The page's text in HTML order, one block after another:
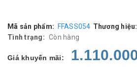
Mã sản phẩm: FFASS054 Thương hiệu:
Tình trạng: Còn hàng
Giá khuyến mãi: